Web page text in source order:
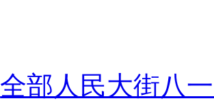
全部 人民大街八